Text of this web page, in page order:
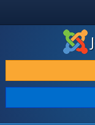
ПРЕУЗИМАЊЕ И
ОТКРИЈТЕ И НАУЧИТЕ
ЗАЈЕДНИЦА И